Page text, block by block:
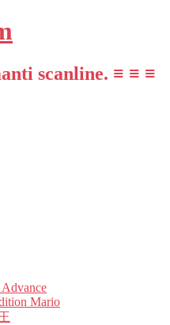
scanline. ≡ ≡ ≡
Mario